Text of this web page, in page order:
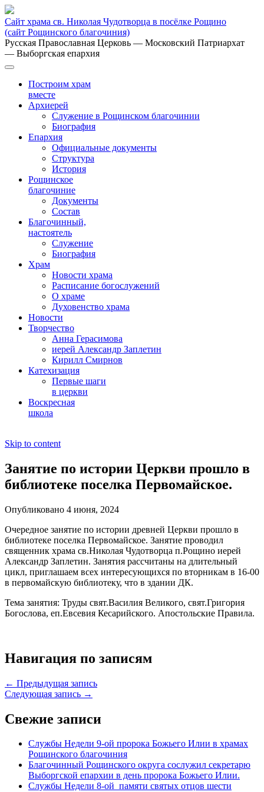
Сайт храма св. Николая Чудотворца в посёлке Рощино
(сайт Рощинского благочиния)
Русская Православная Церковь — Московский Патриархат
— Выборгская епархия
Построим храм
вместе
Архиерей
Служение в Рощинском благочинии
Биография
Епархия
Официальные документы
Структура
История
Рощинское
благочиние
Документы
Состав
Благочинный,
настоятель
Служение
Биография
Храм
Новости храма
Расписание богослужений
О храме
Духовенство храма
Новости
Творчество
Анна Герасимова
иерей Александр Заплетин
Кирилл Смирнов
Катехизация
Первые шаги
в церкви
Воскресная
школа
Skip to content
Занятие по истории Церкви прошло в
библиотеке поселка Первомайское.
Опубликовано 4 июня, 2024
Очередное занятие по истории древней Церкви прошло в
библиотеке поселка Первомайское. Занятие проводил
священник храма св.Николая Чудотворца п.Рощино иерей
Александр Заплетин. Занятия рассчитаны на длительный
цикл, приглашаем всех интересующихся по вторникам в 16-00
в первомайскую библиотеку, что в здании ДК.
Тема занятия: Труды свят.Василия Великого, свят.Григория
Богослова, еп.Евсевия Кесарийского. Апостольские Правила.
Навигация по записям
← Предыдущая запись
Следующая запись →
Свежие записи
Службы Недели 9-ой пророка Божьего Илии в храмах
Рощинского благочиния
Благочинный Рощинского округа сослужил секретарю
Выборгской епархии в день пророка Божьего Илии.
Службы Недели 8-ой памяти святых отцов шести